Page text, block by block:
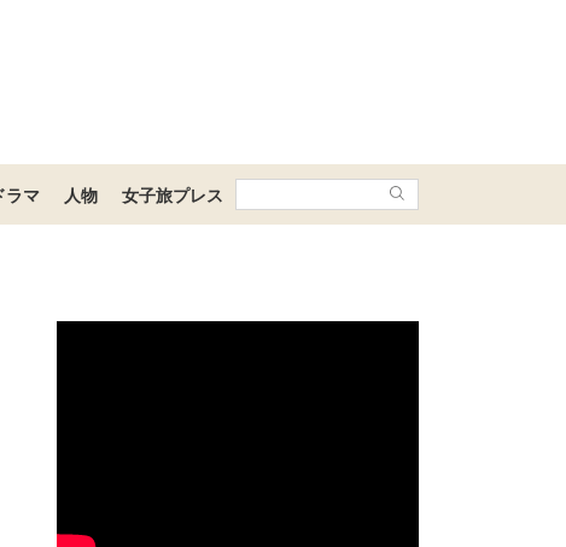
ラマ 人物 女子旅プレス